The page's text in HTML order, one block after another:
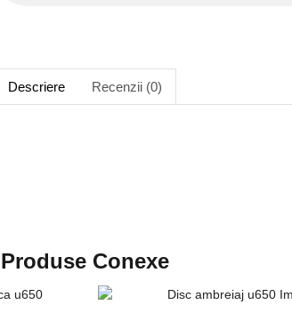
Descriere Recenzii (0)
Produse Conexe